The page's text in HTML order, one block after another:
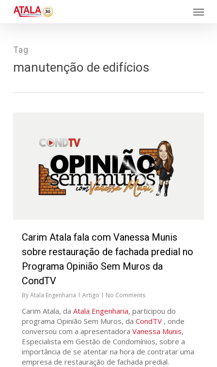
Menu
Tag
manutenção de edifícios
Carim Atala fala com Vanessa Munis
sobre restauração de fachada predial no
Programa Opinião Sem Muros da
CondTV
ByAtala Engenharia Artigo No Comments
Carim Atala, da Atala Engenharia, participou do
programa Opinião Sem Muros, da CondTV, onde
conversou com a apresentadora Vanessa Munis,
Especialista em Gestão de Condomínios, sobre a
importância de se atentar na hora de contratar uma
empresa de restauração de fachada predial.